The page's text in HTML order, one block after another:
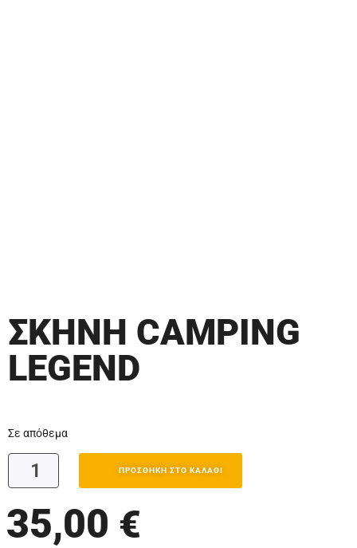
ΣΚΗΝΗ CAMPING
LEGEND
Σε απόθεμα
ΠΡΟΣΘΉΚΗ ΣΤΟ ΚΑΛΆΘΙ
35,00 €